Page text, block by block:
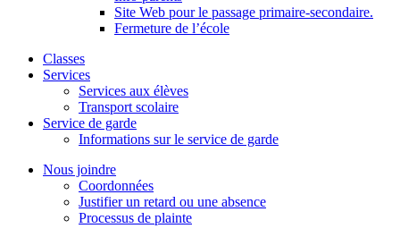
Site Web pour le passage primaire-secondaire.
Fermeture de l’école
Classes
Services
Services aux élèves
Transport scolaire
Service de garde
Informations sur le service de garde
Nous joindre
Coordonnées
Justifier un retard ou une absence
Processus de plainte